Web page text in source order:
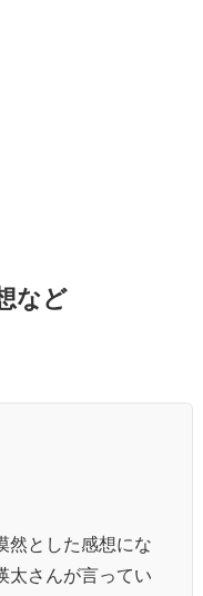
など
然とした感想にな
太さんが言ってい